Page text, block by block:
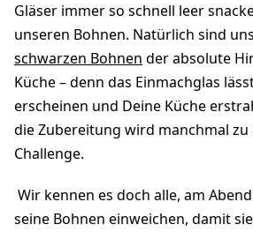
Gläser immer so schnell leer
unseren Bohnen. Natürlich sind
schwarzen Bohnen der absolute
Küche – denn das Einmachglas
erscheinen und Deine Küche
die Zubereitung wird manchmal
Challenge.
Wir kennen es doch alle, am
seine Bohnen einweichen, damit